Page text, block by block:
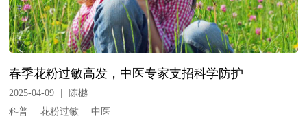
春季花粉过敏高发，中医专家支招科学防护
2025-04-09
陈樾
科普
花粉过敏 中医